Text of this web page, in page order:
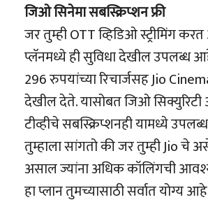
जिओ सिनेमा सबस्क्रिप्शन फ्री
जर तुम्ही OTT व्हिडिओ स्ट्रीमिंग
प्लॅनमध्ये ही सुविधा देखील उपलब्ध
296 रुपयांच्या रिचार्जसह Jio
देखील देते. यासोबत जिओ
टीव्हीचे सबस्क्रिप्शनही यामध्ये
तुम्हाला सांगतो की जर तुम्ही Jio चे
असाल ज्यांना अधिक कॉलिंगची
हा प्लान तुमच्यासाठी सर्वात योग्य